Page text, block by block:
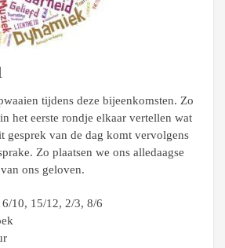
tijdens deze bijeenkomsten. Zo
het eerste rondje elkaar vertellen wat
gesprek van de dag komt vervolgens
Zo plaatsen we ons alledaagse
ons geloven.
6/10, 15/12, 2/3, 8/6